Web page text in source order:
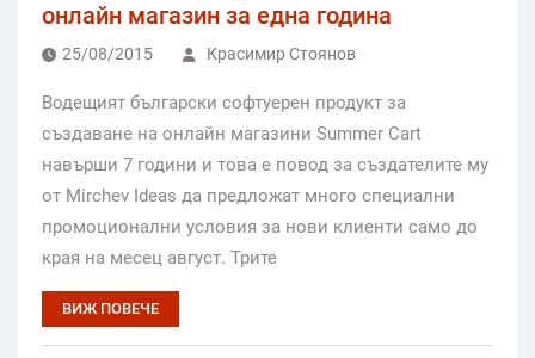
онлайн магазин за една година
25/08/2015 Красимир Стоянов
Водещият български софтуерен продукт за
създаване на онлайн магазини Summer Cart
навърши 7 години и това е повод за създателите му
от Mirchev Ideas да предложат много специални
промоционални условия за нови клиенти само до
края на месец август. Трите
ВИЖ ПОВЕЧЕ